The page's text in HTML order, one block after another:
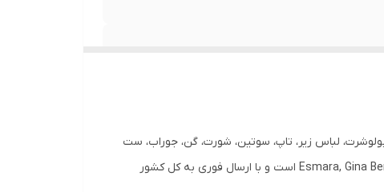
لباس زیر، تاپ، سوتین، شورت، گن، جوراب، ست
لباس راحتی زنانه و دخترانه می‌باشند. محصولات ما از برندهای معتبر ایرانی و خارجی شامل : Esmara, Gina Benotti, Blue Motion, Leverge, Crivit است و با ارسال فوری به کل کشور